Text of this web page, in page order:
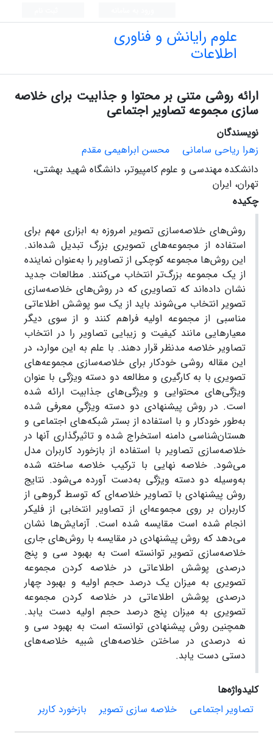
علوم رایانش و فناوری
اطلاعات
ارائه روشی متنی بر محتوا و جذابیت برای خلاصه
سازی مجموعه تصاویر اجتماعی
نویسندگان
زهرا ریاحی سامانی
محسن ابراهیمی مقدم
دانشکده مهندسی و علوم کامپیوتر، دانشگاه شهید بهشتی،
تهران، ایران
چکیده
روش‌های خلاصه‌سازی تصویر امروزه به ابزاری مهم برای
استفاده از مجموعه‌های تصویری بزرگ تبدیل شده‌اند.
این روش‌ها مجموعه کوچکی از تصاویر را به‌عنوان نماینده
از یک مجموعه بزرگ‌تر انتخاب می‌کنند. مطالعات جدید
نشان داده‌اند که تصاویری که در روش‌های خلاصه‌سازی
تصویر انتخاب می‌شوند باید از یک سو پوشش اطلاعاتی
مناسبی از مجموعه اولیه فراهم کنند و از سوی دیگر
معیارهایی مانند کیفیت و زیبایی تصاویر را در انتخاب
تصاویر خلاصه مدنظر قرار دهند. با علم به این موارد، در
این مقاله روشی خودکار برای خلاصه‌سازی مجموعه‌های
تصویری با به کارگیری و مطالعه دو دسته ویژگی با عنوان
ویژگی‌های محتوایی و ویژگی‌های جذابیت ارائه شده
است. در روش پیشنهادی دو دسته ویژگیِ معرفی شده
به‌طور خودکار و با استفاده از بستر شبکه‌های اجتماعی و
هستان‌‌شناسی دامنه استخراج شده و تاثیرگذاری آنها در
خلاصه‌سازی تصاویر با استفاده از بازخورد کاربران مدل
می‌شود. خلاصه نهایی با ترکیب خلاصه ساخته ‌شده
به‌وسیله دو دسته ویژگی به‌دست آورده می‌شود. نتایج
روش پیشنهادی با تصاویر خلاصه‌ای که توسط گروهی از
کاربران بر روی مجموعه‌ای از تصاویر انتخابی از فلیکر
انجام ‌شده است مقایسه شده است. آزمایش‌ها نشان
می‌دهد که روش پیشنهادی در مقایسه با روش‌های جاری
خلاصه‌سازی تصویر توانسته است به بهبود سی و پنج
درصدی پوشش اطلاعاتی در خلاصه کردن مجموعه
تصویری به میزان یک درصد حجم اولیه و بهبود چهار
درصدی پوشش اطلاعاتی در خلاصه کردن مجموعه
تصویری به میزان پنج درصد حجم اولیه دست یابد.
همچنین روش پیشنهادی توانسته است به بهبود سی و
نه درصدی در ساختن خلاصه‌های شبیه خلاصه‌های
دستی دست یابد.
کلیدواژه‌ها
تصاویر اجتماعی
خلاصه سازی تصویر بازخورد کاربر